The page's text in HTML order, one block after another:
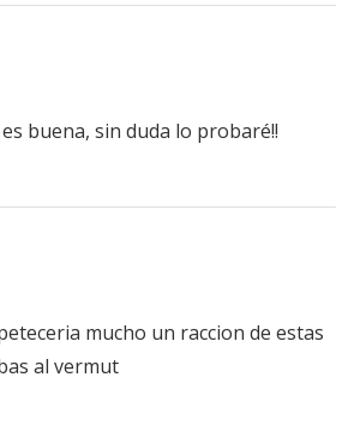
buena, sin duda lo probaré!!
mucho un raccion de estas
al vermut